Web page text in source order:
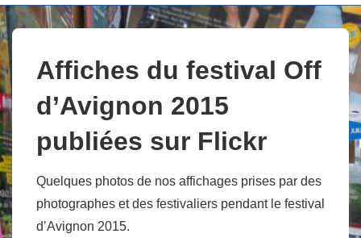
Affiches du festival Off
d’Avignon 2015
publiées sur Flickr
Quelques photos de nos affichages prises par des
photographes et des festivaliers pendant le festival
d’Avignon 2015.